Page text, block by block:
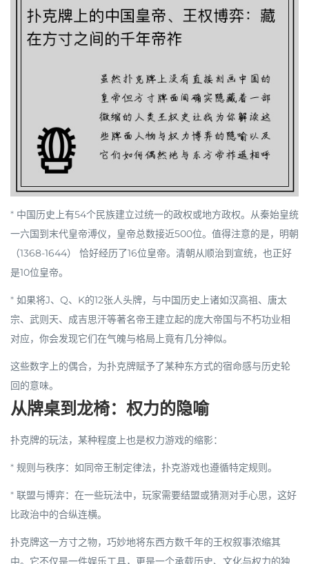
* 中国历史上有54个民族建立过统一的政权或地方政权。从秦始皇统
一六国到末代皇帝溥仪， 皇帝总数接近500位。值得注意的是， 明朝
（1368-1644）
恰好经历了16位皇帝。清朝从顺治到宣统，也正好
是10位皇帝。
* 如果将J、Q、K的12张人头牌，与中国历史上诸如汉高祖、唐太
宗、武则天、成吉思汗等著名帝王建立起的庞大帝国与不朽功业相
对应，你会发现它们在气魄与格局上竟有几分神似。
这些数字上的偶合，为扑克牌赋予了某种东方式的宿命感与历史轮
回的意味。
从牌桌到龙椅：权力的隐喻
扑克牌的玩法，某种程度上也是权力游戏的缩影：
* 规则与秩序：如同帝王制定律法，扑克游戏也遵循特定规则。
* 联盟与博弈：在一些玩法中，玩家需要结盟或猜测对手心思，这好
比政治中的合纵连横。
扑克牌这一方寸之物，巧妙地将东西方数千年的王权叙事浓缩其
中。它不仅是一件娱乐工具，更是一个承载历史、文化与权力的独